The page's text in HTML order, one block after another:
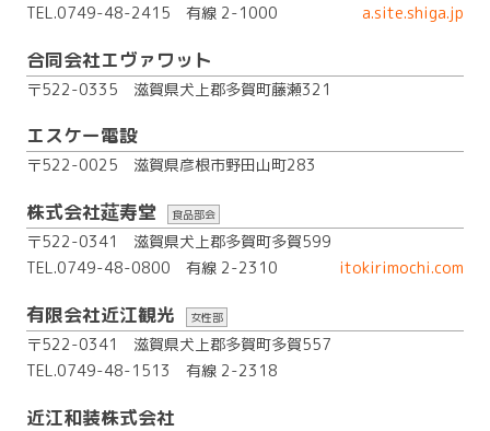
TEL.0749-48-2415
有線 2-1000 a.site.shiga.jp
合同会社エヴァワット
〒522-0335 滋賀県犬上郡多賀町藤瀬321
エスケー電設
〒522-0025 滋賀県彦根市野田山町283
株式会社莚寿堂 食品部会
〒522-0341 滋賀県犬上郡多賀町多賀599
TEL.0749-48-0800
有線 2-2310 itokirimochi.com
有限会社近江観光 女性部
〒522-0341 滋賀県犬上郡多賀町多賀557
TEL.0749-48-1513
有線 2-2318
近江和装株式会社